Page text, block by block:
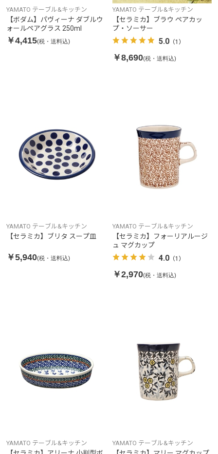
YAMATO テーブル&キッチン
【ボダム】パヴィーナ ダブルウ
ォールペアグラス 250ml
￥4,415(税・送料込)
YAMATO テーブル&キッチン
【セラミカ】ブラウ ペアカッ
プ・ソーサー
5.0（1）
￥8,690(税・送料込)
YAMATO テーブル&キッチン
【セラミカ】ブリタ スープ皿
￥5,940(税・送料込)
YAMATO テーブル&キッチン
【セラミカ】フォーリアルージ
ュ マグカップ
4.0（1）
￥2,970(税・送料込)
YAMATO テーブル&キッチン YAMATO テーブル&キッチン